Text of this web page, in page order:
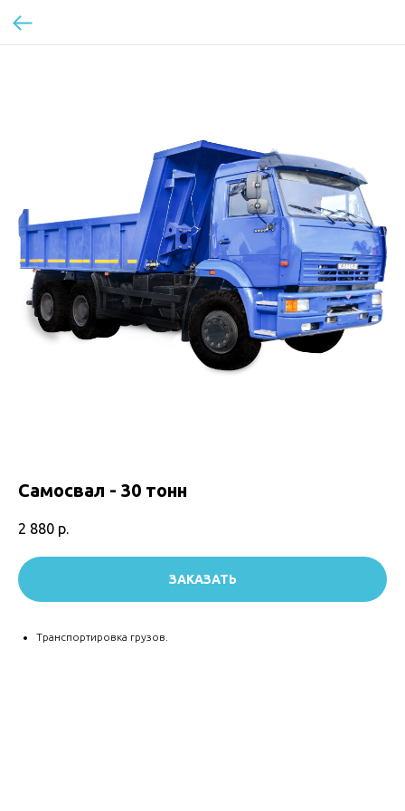
Самосвал - 30 тонн
2 880 р.
ЗАКАЗАТЬ
Транспортировка грузов.